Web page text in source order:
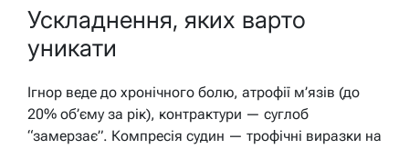
Ускладнення, яких варто
уникати
Ігнор веде до хронічного болю, атрофії м’язів (до
20% об’єму за рік), контрактури — суглоб
“замерзає”. Компресія судин — трофічні виразки на